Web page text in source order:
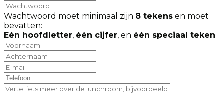
Wachtwoord moet minimaal zijn 8 tekens en moet
bevatten:
Eén hoofdletter, één cijfer, en één speciaal teken